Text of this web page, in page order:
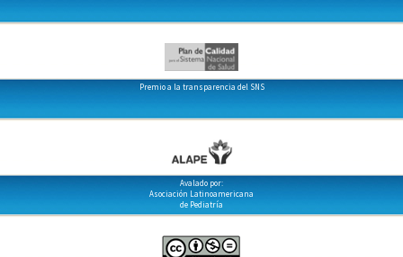
Premio a la transparencia del SNS
Avalado por:
Asociación Latinoamericana
de Pediatría